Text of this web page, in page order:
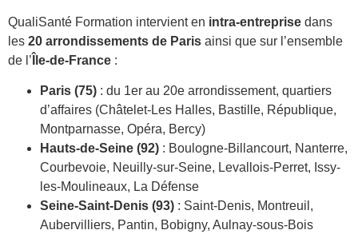
QualiSanté Formation intervient en intra-entreprise dans
les 20 arrondissements de Paris ainsi que sur l’ensemble
de l’ Île-de-France :
Paris (75) : du 1er au 20e arrondissement, quartiers
d’affaires (Châtelet-Les Halles, Bastille, République,
Montparnasse, Opéra, Bercy)
Hauts-de-Seine (92) : Boulogne-Billancourt, Nanterre,
Courbevoie, Neuilly-sur-Seine, Levallois-Perret, Issy-
les-Moulineaux, La Défense
Seine-Saint-Denis (93) : Saint-Denis, Montreuil,
Aubervilliers, Pantin, Bobigny, Aulnay-sous-Bois